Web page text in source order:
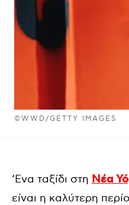
©WWD/GETTY IMAGES
‘Ενα ταξίδι στη Νέα
είναι η καλύτερη